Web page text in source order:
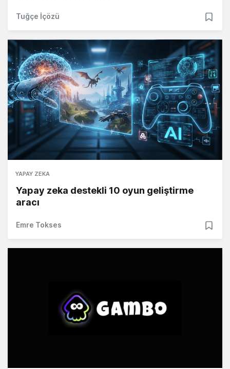
Tuğçe İçözü
YAPAY ZEKA
Yapay zeka destekli 10 oyun geliştirme
aracı
Emre Tokses